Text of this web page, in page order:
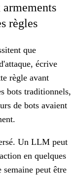
règles
que
écrive
règle avant
bots traditionnels,
de bots avaient
Un LLM peut
en quelques
peut être